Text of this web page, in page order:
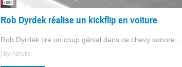
Rob Dyrdek réalise un kickflip en voiture
Rob Dyrdek tire un coup génial dans ce chevy sonore. ...
| byAbrutis